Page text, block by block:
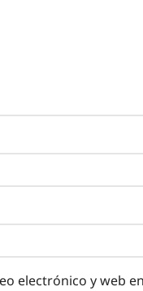
electrónico y web